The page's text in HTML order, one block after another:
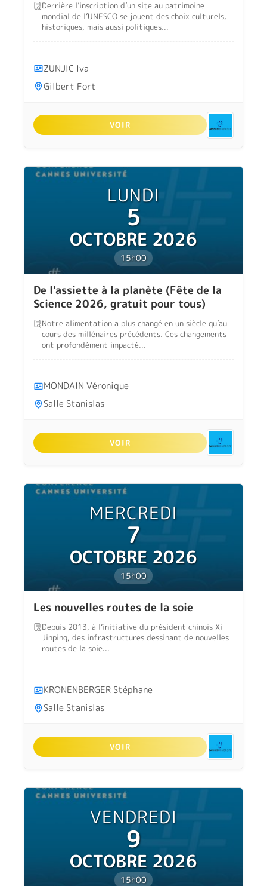
Derrière l’inscription d’un site au patrimoine
mondial de l’UNESCO se jouent des choix culturels,
historiques, mais aussi politiques...
ZUNJIC Iva
Gilbert Fort
VOIR
LUNDI
5
OCTOBRE 2026
15h00
De l'assiette à la planète (Fête de la
Science 2026, gratuit pour tous)
Notre alimentation a plus changé en un siècle qu’au
cours des millénaires précédents. Ces changements
ont profondément impacté...
MONDAIN Véronique
Salle Stanislas
VOIR
MERCREDI
7
OCTOBRE 2026
15h00
Les nouvelles routes de la soie
Depuis 2013, à l’initiative du président chinois Xi
Jinping, des infrastructures dessinant de nouvelles
routes de la soie...
KRONENBERGER Stéphane
Salle Stanislas
VOIR
VENDREDI
9
OCTOBRE 2026
15h00